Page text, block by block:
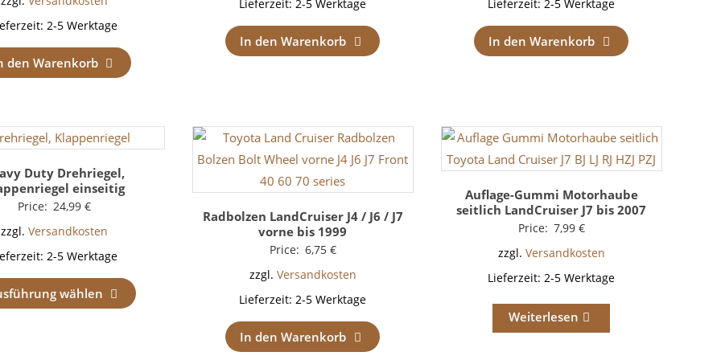
2-5 Werktage
den Warenkorb
Lieferzeit:2-5 Werktage
In den Warenkorb
Lieferzeit:2-5 Werktage
In den Warenkorb
Duty Drehriegel,
einseitig
Price: 24,99 €
zzgl. Versandkosten
2-5 Werktage
wählen
Radbolzen LandCruiser J4 / J6 / J7
vorne bis 1999
Price: 6,75 €
zzgl. Versandkosten
Lieferzeit:2-5 Werktage
In den Warenkorb
Auflage-Gummi Motorhaube
seitlich LandCruiser J7 bis 2007
Price: 7,99 €
zzgl. Versandkosten
Lieferzeit:2-5 Werktage
Weiterlesen